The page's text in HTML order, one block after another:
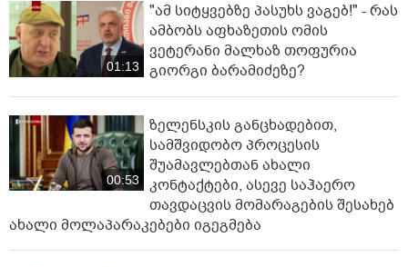
01:13
"ამ სიტყვებზე პასუხს ვაგებ!" - რას
ამბობს აფხაზეთის ომის
ვეტერანი მალხაზ თოფურია
გიორგი ბარამიძეზე?
00:53
ზელენსკის განცხადებით,
სამშვიდობო პროცესის
შუამავლებთან ახალი
კონტაქტები, ასევე საჰაერო
თავდაცვის მომარაგების შესახებ
ახალი მოლაპარაკებები იგეგმება